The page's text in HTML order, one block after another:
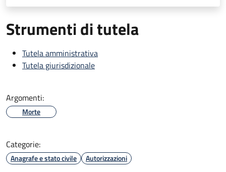
Strumenti di tutela
Tutela amministrativa
Tutela giurisdizionale
Argomenti:
Morte
Categorie:
Anagrafe e stato civile Autorizzazioni